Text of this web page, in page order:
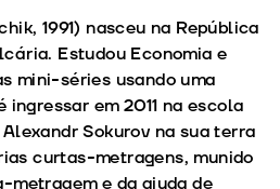
1991) nasceu na República
Estudou Economia e
mini-séries usando uma
em 2011 na escola
Sokurov na sua terra
curtas-metragens, munido
metragem e da ajuda de